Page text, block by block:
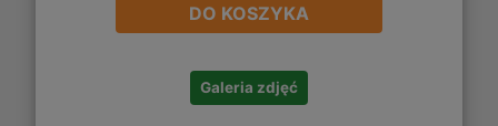
DO KOSZYKA
Galeria zdjęć